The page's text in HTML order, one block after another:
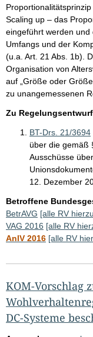
Scaling up – das
eingeführt werden und
Umfangs und der
(u.a. Art. 21 Abs. 1b).
Organisation von
auf „Größe oder
zu unangemessenen
Zu
BT-Drs. 21/3694
über die gemäß
Ausschüsse
12. Dezember
Betroffene
BetrAVG [alle RV
VAG 2016 [alle RV
AnlV 2016 [alle RV
KOM-Vorschlag
DC-Systeme